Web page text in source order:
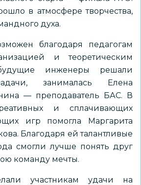
в атмосфере творчества,
духа.
благодаря педагогам
и теоретическим
инженеры решали
занималась Елена
— преподаватель БАС. В
и сплачивающих
игр помогла Маргарита
Благодаря ей талантливые
смогли лучше понять друг
команду мечты.
участникам удачи на